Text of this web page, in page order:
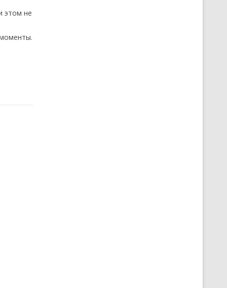
этом не